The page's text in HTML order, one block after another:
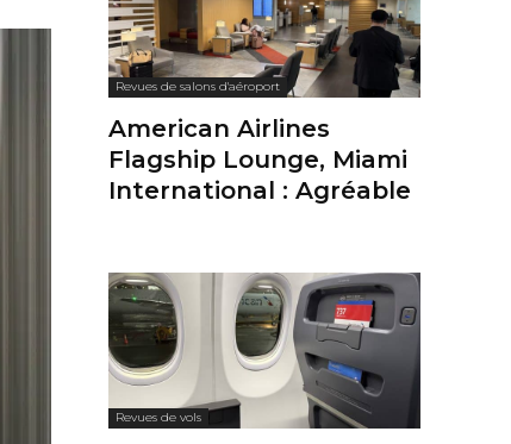
Revues de salons d'aéroport
American Airlines
Flagship Lounge, Miami
International : Agréable
Revues de vols